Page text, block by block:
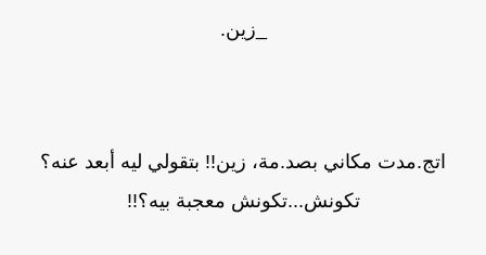
_زين.
اتج.مدت مكاني بصد.مة، زين!! بتقولي ليه أبعد عنه؟
تكونش...تكونش معجبة بيه؟!!